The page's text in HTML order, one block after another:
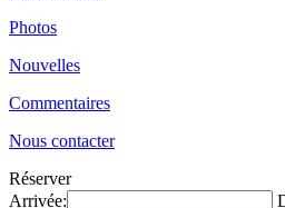
Photos
Nouvelles
Commentaires
Nous contacter
Réserver
Arrivée: